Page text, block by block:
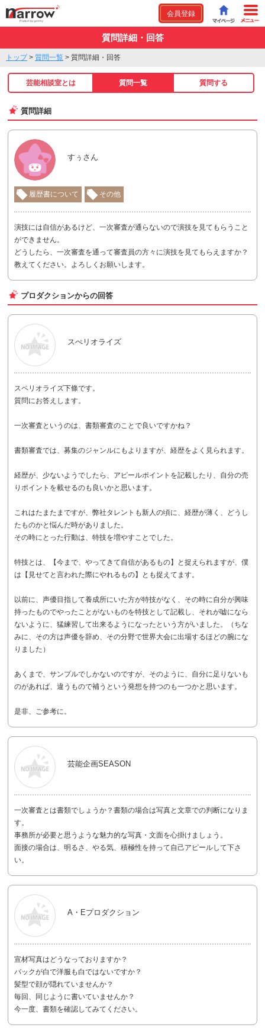
会員登録
質問詳細・回答
トップ> 質問一覧 > 質問詳細・回答
芸能相談室とは 質問一覧 質問する
質問詳細
すぅさん
履歴書について その他
演技には自信があるけど、一次審査が通らないので演技を見てもらうこと
ができません。
どうしたら、一次審査を通って審査員の方々に演技を見てもらえますか？
教えてください。よろしくお願いします。
プロダクションからの回答
スぺリオライズ
スペリオライズ下條です。
質問にお答えします。
一次審査というのは、書類審査のことで良いですかね？
書類審査では、募集のジャンルにもよりますが、経歴をよく見られます。
経歴が、少ないようでしたら、アピールポイントを記載したり、自分の売
りポイントを載せるのも良いかと思います。
これはたまたまですが、弊社タレントも新人の頃に、経歴が薄く、どうし
たものかと悩んだ時がありました。
その時にとった行動は、特技を増やすことでした。
特技とは、【今まで、やってきて自信があるもの】と捉えられますが、僕
は【見せてと言われた際にやれるもの】とも捉えてます。
以前に、声優目指して養成所にいた方が特技がなく、その時に自分が興味
持ったものでやったことがないものを特技として記載し、それが嘘になら
ないように、猛練習して出来るようになったという方がいました。（ちな
みに、その方は声優を辞め、その分野で世界大会に出場するほどの腕にな
りました）
あくまで、サンプルでしかないのですが、そのように、自分に足りないも
のがあれば、違うもので補うという発想を持つのも一つかと思います。
是非、ご参考に。
芸能企画SEASON
一次審査とは書類でしょうか？書類の場合は写真と文章での判断になりま
す。
事務所が必要と思うような魅力的な写真・文面を心掛けましょう。
面接の場合は、明るさ、やる気、積極性を持って自己アピールして下さ
い。
A・Eプロダクション
宣材写真はどうなっておりますか？
バックが白で洋服も白ではないですか？
髪型で顔が隠れていませんか？
毎回、同じように書いていませんか？
今一度、書類を確認してみてください。